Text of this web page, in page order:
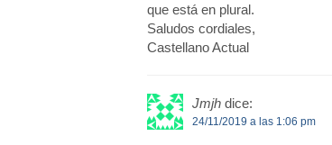
que está en plural.
Saludos cordiales,
Castellano Actual
Jmjh dice:
24/11/2019 a las 1:06 pm